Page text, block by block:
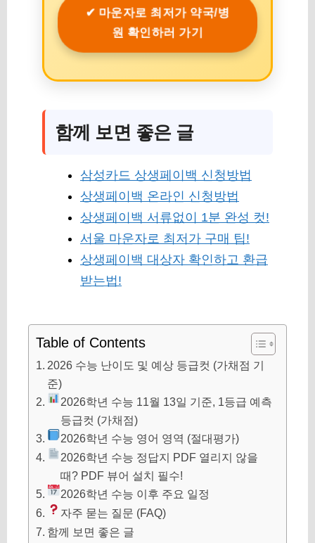
✔ 마운자로 최저가 약국/병
원 확인하러 가기
함께 보면 좋은 글
삼성카드 상생페이백 신청방법
상생페이백 온라인 신청방법
상생페이백 서류없이 1분 완성 컷!
서울 마운자로 최저가 구매 팁!
상생페이백 대상자 확인하고 환급
받는법!
Table of Contents
2026 수능 난이도 및 예상 등급컷 (가채점 기
준)
2026학년 수능 11월 13일 기준, 1등급 예측
등급컷 (가채점)
2026학년 수능 영어 영역 (절대평가)
2026학년 수능 정답지 PDF 열리지 않을
때? PDF 뷰어 설치 필수!
2026학년 수능 이후 주요 일정
자주 묻는 질문 (FAQ)
함께 보면 좋은 글